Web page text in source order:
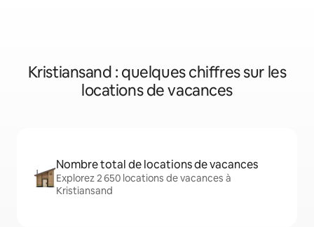
Kristiansand : quelques chiffres sur les
locations de vacances
Nombre total de locations de vacances
Explorez 2 650 locations de vacances à
Kristiansand